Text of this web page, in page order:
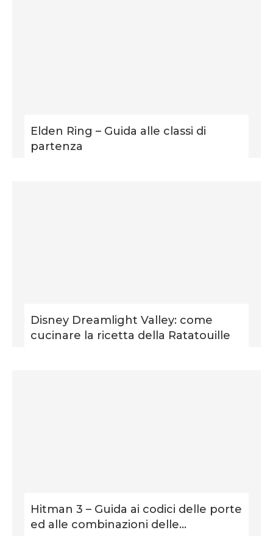
Elden Ring – Guida alle classi di
partenza
Disney Dreamlight Valley: come
cucinare la ricetta della Ratatouille
Hitman 3 – Guida ai codici delle porte
ed alle combinazioni delle...